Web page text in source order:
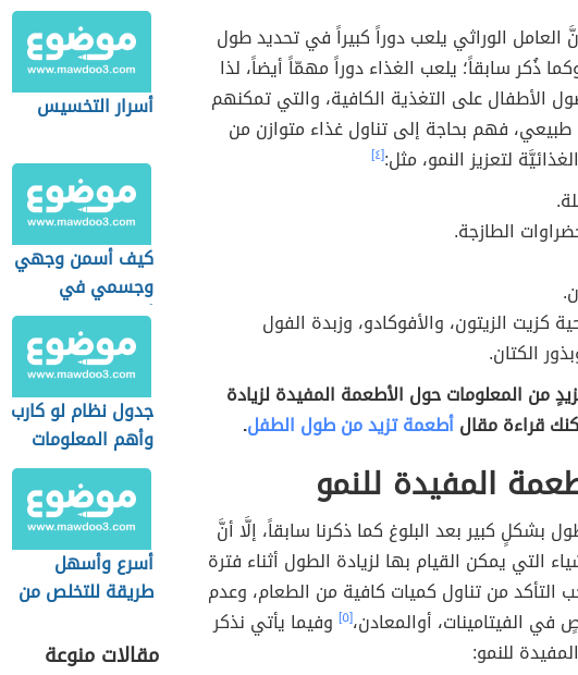
العامل الوراثي يلعب دوراً كبيراً في تحديد طول
ذُكر سابقاً؛ يلعب الغذاء دوراً مهمّاً أيضاً، لذا
الأطفال على التغذية الكافية، والتي تمكنهم
فهم بحاجة إلى تناول غذاء متوازن من
لتعزيز النمو، مثل:[٤]
الطازجة.
كزيت الزيتون، والأفوكادو، وزبدة الفول
الكتان.
من المعلومات حول الأطعمة المفيدة لزيادة
قراءة مقالأطعمة تزيد من طول الطفل.
المفيدة للنمو
بشكلٍ كبير بعد البلوغ كما ذكرنا سابقاً، إلَّا أنَّ
التي يمكن القيام بها لزيادة الطول أثناء فترة
التأكد من تناول كميات كافية من الطعام، وعدم
الفيتامينات، أوالمعادن،[٥]
وفيما يأتي نذكر
للنمو:
أسرار التخسيس
كيف أسمن وجهي
وجسمي في
أسبوع
جدول نظام لو كارب
وأهم المعلومات
عنه
أسرع وأسهل
طريقة للتخلص من
مقالات منوعة